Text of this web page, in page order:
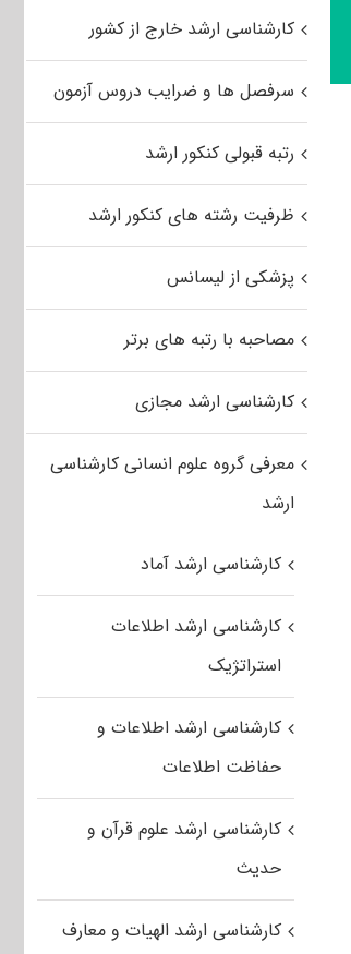
کارشناسی ارشد خارج از کشور
سرفصل ها و ضرایب دروس آزمون
رتبه قبولی کنکور ارشد
ظرفیت رشته های کنکور ارشد
پزشکی از لیسانس
مصاحبه با رتبه های برتر
کارشناسی ارشد مجازی
معرفی گروه علوم انسانی کارشناسی
ارشد
کارشناسی ارشد آماد
کارشناسی ارشد اطلاعات
استراتژیک
کارشناسی ارشد اطلاعات و
حفاظت اطلاعات
کارشناسی ارشد علوم قرآن و
حدیث
کارشناسی ارشد الهیات و معارف